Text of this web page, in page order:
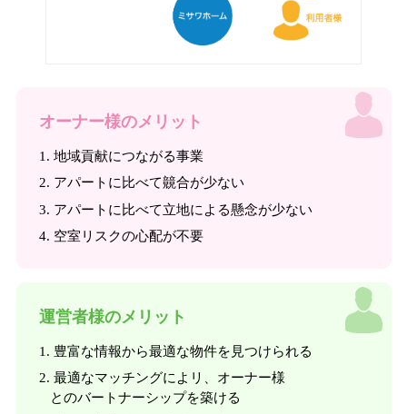
オーナー様のメリット
1. 地域貢献につながる事業
2. アパートに比べて竸合が少ない
3. アパートに比べて立地による懸念が少ない
4. 空室リスクの心配が不要
運営者様のメリット
1. 豊富な情報から最適な物件を見つけられる
2. 最適なマッチングによリ、オーナー様
とのバートナーシップを築ける